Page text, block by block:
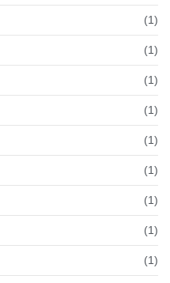
(1)
(1)
(1)
(1)
(1)
(1)
(1)
(1)
(1)